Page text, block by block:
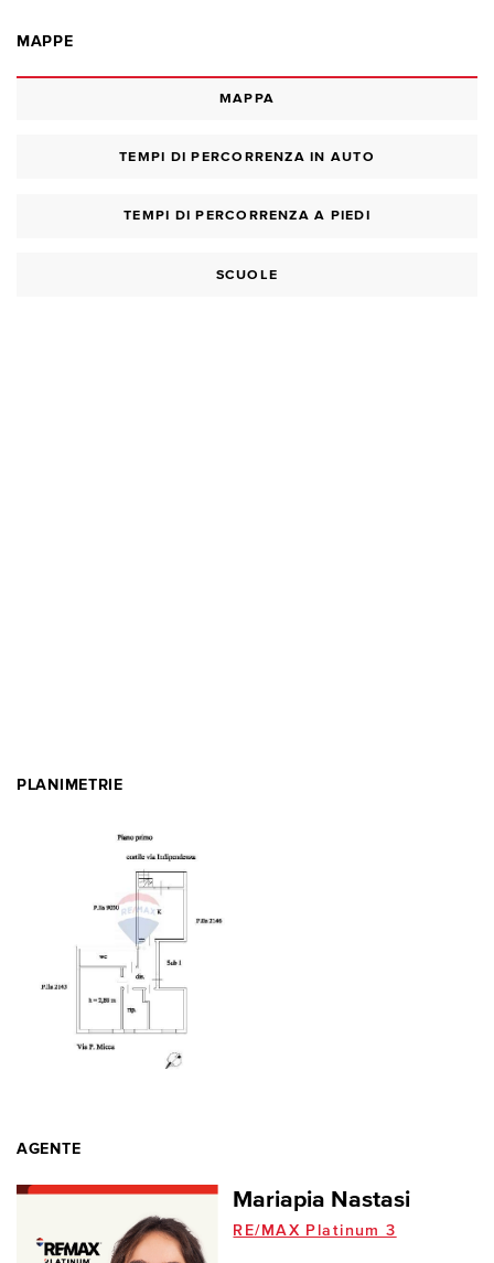
MAPPE
MAPPA
TEMPI DI PERCORRENZA IN AUTO
TEMPI DI PERCORRENZA A PIEDI
SCUOLE
PLANIMETRIE
AGENTE
Mariapia Nastasi
RE/MAX Platinum 3